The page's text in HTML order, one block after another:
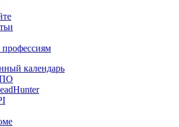
календарь
ПО